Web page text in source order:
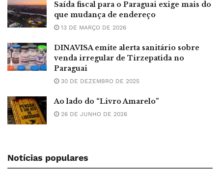
Saída fiscal para o Paraguai exige mais do
que mudança de endereço
13 DE MARÇO DE 2026
DINAVISA emite alerta sanitário sobre
venda irregular de Tirzepatida no
Paraguai
30 DE DEZEMBRO DE 2025
Ao lado do “Livro Amarelo”
26 DE JUNHO DE 2026
Notícias populares